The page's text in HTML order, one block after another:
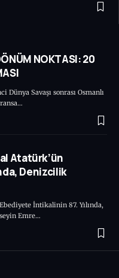
NOKTASI: 20
Savaşı sonrası Osmanlı
Atatürk’ün
Denizcilik
İntikalinin 87. Yılında,
Emre…